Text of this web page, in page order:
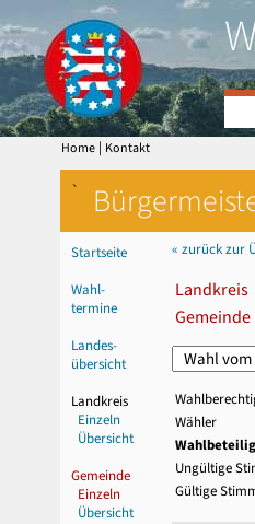
Home | Kontakt
`
Startseite
Wahl-
termine
Landes-
übersicht
Landkreis
Einzeln
Übersicht
Gemeinde
Einzeln
Übersicht
« zurück zur
Landkreis
Gemeinde
Wähler
Ungültige
Gültige